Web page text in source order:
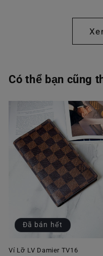
Có thể bạn cũng
Đã bán hết
Ví Lỡ LV Damier TV16